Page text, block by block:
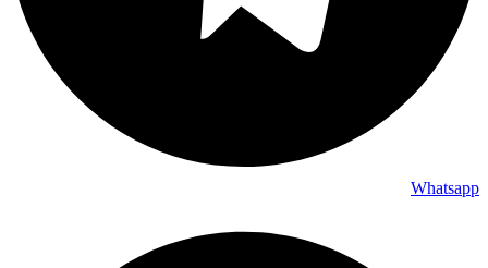
Whatsapp